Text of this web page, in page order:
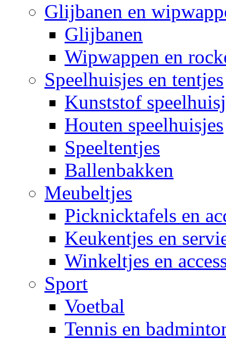
Glijbanen en
Glijbanen
Wipwappen en
Speelhuisjes en tentjes
Kunststof
Houten speelhuisjes
Speeltentjes
Ballenbakken
Meubeltjes
Picknicktafels en
Keukentjes en
Winkeltjes en
Sport
Voetbal
Tennis en